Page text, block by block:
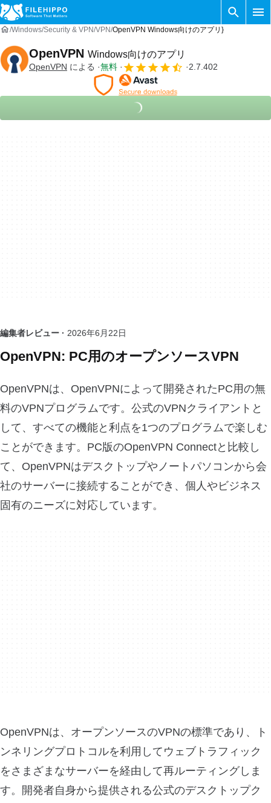
Windows Security & VPN VPN OpenVPN Windows向けのアプリ}
OpenVPN Windows向けのアプリ
OpenVPN による 無料 2.7.402
編集者レビュー · 2026年6月22日
OpenVPN: PC用のオープンソースVPN
OpenVPNは、OpenVPNによって開発されたPC用の無
料のVPNプログラムです。公式のVPNクライアントと
して、すべての機能と利点を1つのプログラムで楽しむ
ことができます。PC版のOpenVPN Connectと比較し
て、OpenVPNはデスクトップやノートパソコンから会
社のサーバーに接続することができ、個人やビジネス
固有のニーズに対応しています。
OpenVPNは、オープンソースのVPNの標準であり、ト
ンネリングプロトコルを利用してウェブトラフィック
をさまざまなサーバーを経由して再ルーティングしま
す。開発者自身から提供される公式のデスクトップク